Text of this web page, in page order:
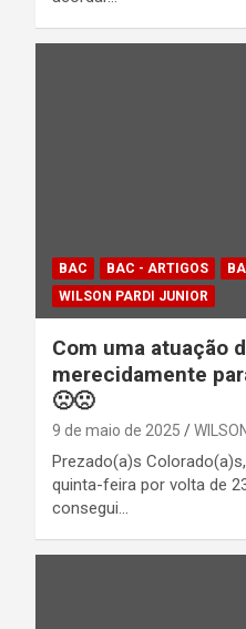
BAC BAC - ARTIGOS
WILSON PARDI JUNIOR
Com uma atuação
merecidamente
🙁🙁
9 de maio de 2025
Prezado(a)s
quinta-feira por volta de
consegui…